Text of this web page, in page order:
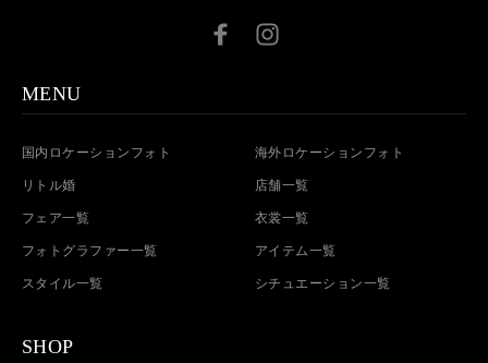
MENU
国内ロケーションフォト 海外ロケーションフォト
リトル婚 店舗一覧
フェア一覧 衣裳一覧
フォトグラファー一覧 アイテム一覧
スタイル一覧 シチュエーション一覧
SHOP